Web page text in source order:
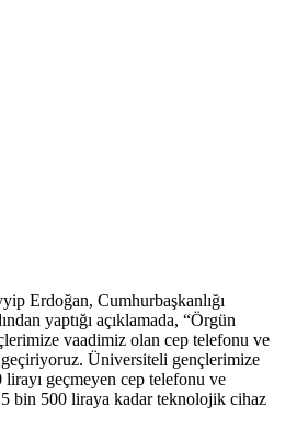
Erdoğan, Cumhurbaşkanlığı
yaptığı açıklamada, “Örgün
vaadimiz olan cep telefonu ve
Üniversiteli gençlerimize
lirayı geçmeyen cep telefonu ve
bin 500 liraya kadar teknolojik cihaz